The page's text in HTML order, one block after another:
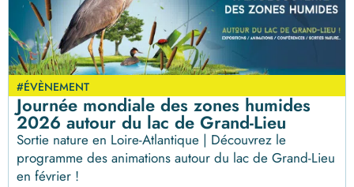
#ÉVÈNEMENT
Journée mondiale des zones humides
2026 autour du lac de Grand-Lieu
Sortie nature en Loire-Atlantique | Découvrez le
programme des animations autour du lac de Grand-Lieu
en février !